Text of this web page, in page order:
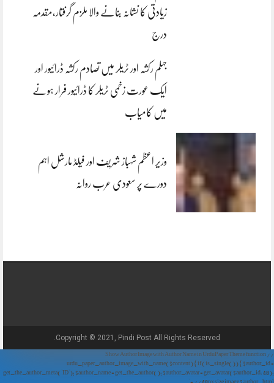
زیادتی کا نشانہ بنانے والا ملزم گرفتار،مقدمہ
درج
جہلم رکشہ اور ٹریلر میں تصادم رکشہ ڈرائیور اور
ایک عورت زخمی ٹریلر کا ڈرائیور فرار ہونے
میں کامیاب
وزیر اعظم شہباز شریف اور فیلڈ مارشل اہم
دورے پر سعودی عرب روانہ
Copyright © 2021, Pindi Post All Rights Reserved.
// Show Author Image with Author Name in UrduPaper Theme function
urdu_paper_author_image_with_name($content) { if (is_single()) { $author_id =
get_the_author_meta('ID'); $author_name = get_the_author(); $author_avatar = get_avatar($author_id, 48);
// 48px size image $author_html = '